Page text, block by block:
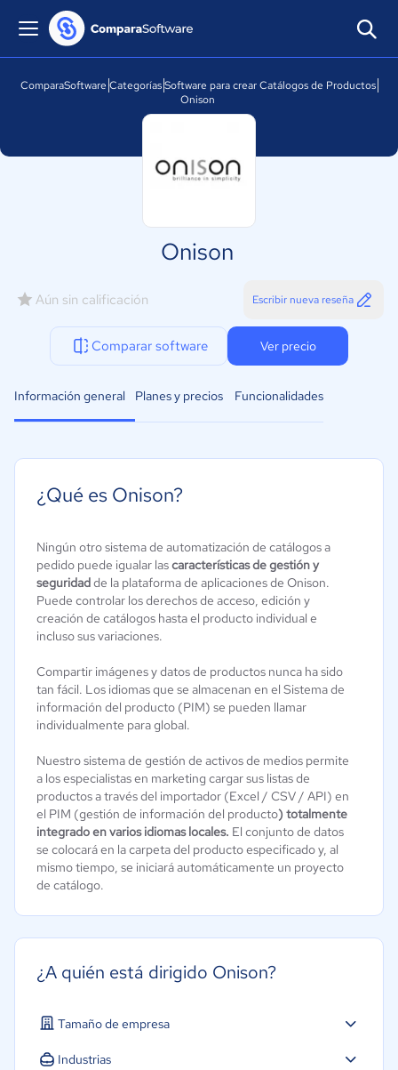
ComparaSoftware Categorías Software para crear Catálogos de Productos
Onison
Onison
Aún sin calificación Escribir nueva reseña
Comparar software Ver precio
Información general Planes y precios Funcionalidades
¿Qué es Onison?
Ningún otro sistema de automatización de catálogos a
pedido puede igualar lascaracterísticas de gestión y
seguridadde la plataforma de aplicaciones de Onison.
Puede controlar los derechos de acceso, edición y
creación de catálogos hasta el producto individual e
incluso sus variaciones.
Compartir imágenes y datos de productos nunca ha sido
tan fácil. Los idiomas que se almacenan en el Sistema de
información del producto (PIM) se pueden llamar
individualmente para global.
Nuestro sistema de gestión de activos de medios permite
a los especialistas en marketing cargar sus listas de
productos a través del importador (Excel / CSV / API) en
el PIM (gestión de información del producto) totalmente
integrado en varios idiomas locales. El conjunto de datos
se colocará en la carpeta del producto especificado y, al
mismo tiempo, se iniciará automáticamente un proyecto
de catálogo.
¿A quién está dirigido Onison?
Tamaño de empresa
Industrias